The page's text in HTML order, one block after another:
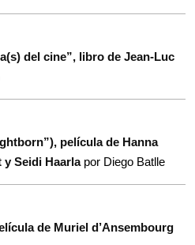
del cine”, libro de Jean-Luc
película de Hanna
Seidi Haarla por Diego Batlle
de Muriel d’Ansembourg